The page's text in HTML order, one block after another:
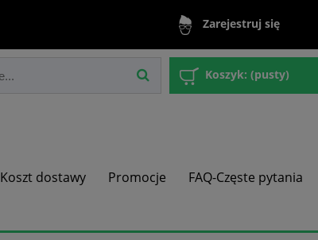
Zarejestruj się
Koszyk: (pusty)
Koszt dostawy Promocje FAQ-Częste pytania